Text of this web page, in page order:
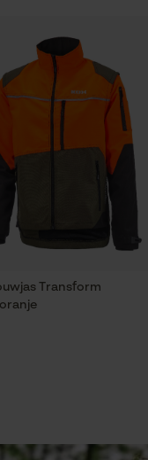
Transform